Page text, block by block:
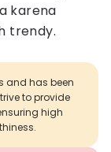
karena
trendy.
and has been
to provide
high